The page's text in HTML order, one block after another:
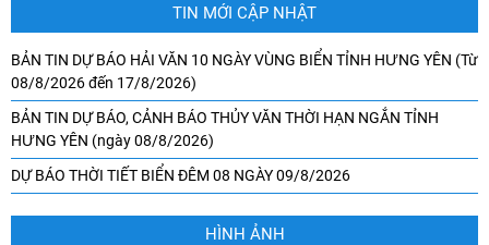
TIN MỚI CẬP NHẬT
BẢN TIN DỰ BÁO HẢI VĂN 10 NGÀY VÙNG BIỂN TỈNH HƯNG YÊN (Từ
08/8/2026 đến 17/8/2026)
BẢN TIN DỰ BÁO, CẢNH BÁO THỦY VĂN THỜI HẠN NGẮN TỈNH
HƯNG YÊN (ngày 08/8/2026)
DỰ BÁO THỜI TIẾT BIỂN ĐÊM 08 NGÀY 09/8/2026
HÌNH ẢNH